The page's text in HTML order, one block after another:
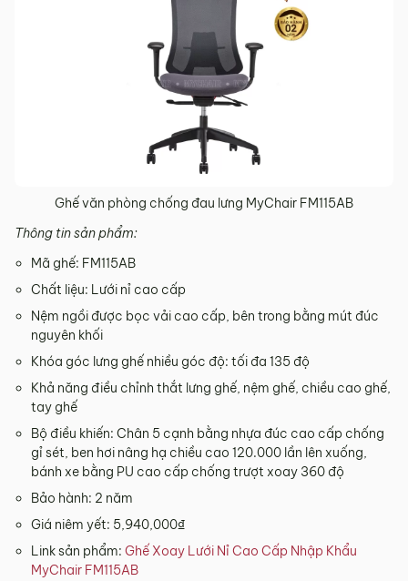
Ghế văn phòng chống đau lưng MyChair FM115AB
Thông tin sản phẩm:
Mã ghế: FM115AB
Chất liệu: Lưới nỉ cao cấp
Nệm ngồi được bọc vải cao cấp, bên trong bằng mút đúc
nguyên khối
Khóa góc lưng ghế nhiều góc độ: tối đa 135 độ
Khả năng điều chỉnh thắt lưng ghế, nệm ghế, chiều cao ghế,
tay ghế
Bộ điều khiến: Chân 5 cạnh bằng nhựa đúc cao cấp chống
gỉ sét, ben hơi nâng hạ chiều cao 120.000 lần lên xuống,
bánh xe bằng PU cao cấp chống trượt xoay 360 độ
Bảo hành: 2 năm
Giá niêm yết: 5,940,000₫
Link sản phẩm: Ghế Xoay Lưới Nỉ Cao Cấp Nhập Khẩu
MyChair FM115AB